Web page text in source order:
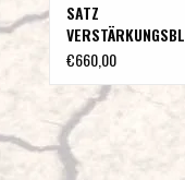
SATZ
HINTEN /
für Mercedes
2WD
Einzelbereift, mit
Einzelblattfeder
€660,00